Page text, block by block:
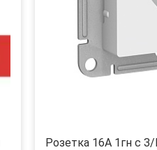
Розетка 16А 1гн с